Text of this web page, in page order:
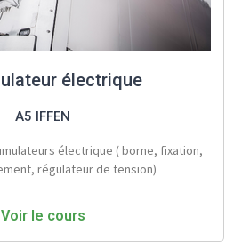
électrique
A5 IFFEN
électrique ( borne, fixation,
régulateur de tension)
Voir le cours